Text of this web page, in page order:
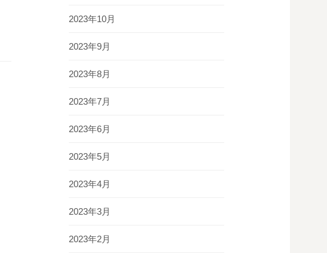
2023年10月
2023年9月
2023年8月
2023年7月
2023年6月
2023年5月
2023年4月
2023年3月
2023年2月